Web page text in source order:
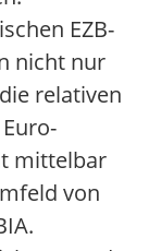
EZB-
nicht nur
relativen
mittelbar
von